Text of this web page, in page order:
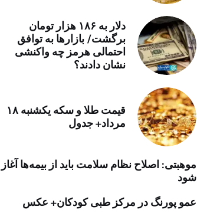
دلار به ۱۸۶ هزار تومان
برگشت/ بازارها به توافق
احتمالی هرمز چه واکنشی
نشان دادند؟
قیمت طلا و سکه یکشنبه ۱۸
مرداد+ جدول
موهبتی: اصلاح نظام سلامت باید از بیمه‌ها آغاز
شود
عمو پورنگ در مرکز طبی کودکان+ عکس